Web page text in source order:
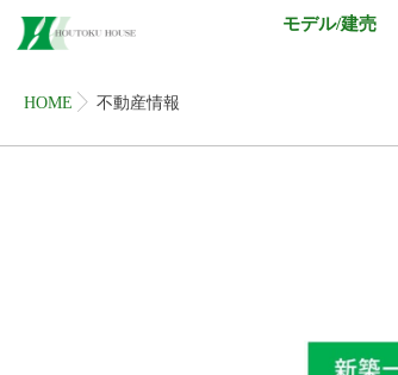
モデル/建売
HOME 不動産情報